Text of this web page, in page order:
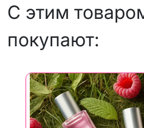
С этим
покупают: